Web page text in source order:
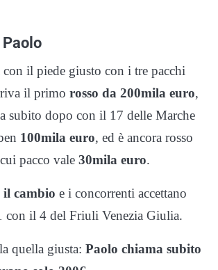
il piede giusto con i tre pacchi
il primo rosso da 200mila euro,
subito dopo con il 17 delle Marche
100mila euro, ed è ancora rosso
pacco vale 30mila euro.
cambio e i concorrenti accettano
con il 4 del Friuli Venezia Giulia.
quella giusta: Paolo chiama subito